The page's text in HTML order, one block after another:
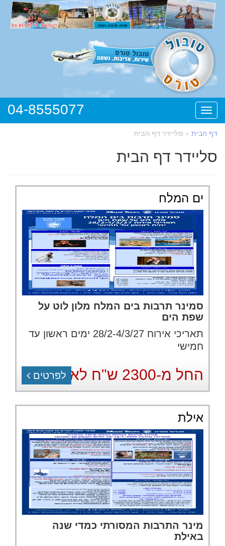
תפריט 04-8555077
דף הבית » סליידר דף הבית
סליידר דף הבית
ים המלח
סמינר תרבות בים המלח מלון לוט על
שפת הים
תאריכי אירוח 28/2-4/3/27 ימים ראשון עד
חמישי
החל מ-2300 ש"ח לאדם לפרטים
אילת
מינר התרבות המסורתי כמדי שנה
באילת